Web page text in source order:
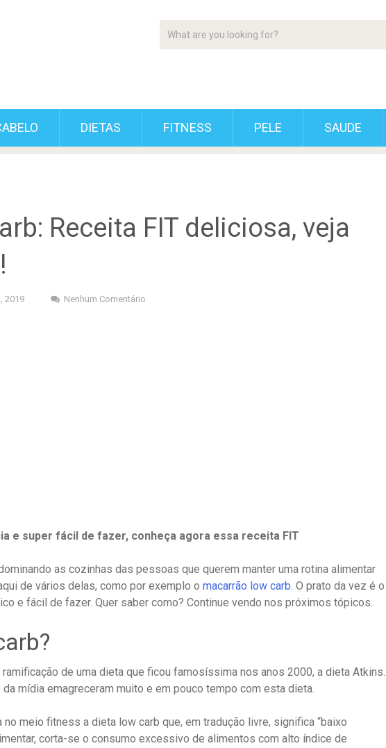
DIETAS FITNESS PELE SAUDE
Receita FIT deliciosa, veja
2019 Nenhum Comentário
e super fácil de fazer, conheça agora essa receita FIT
as cozinhas das pessoas que querem manter uma rotina alimentar
de vários delas, como por exemplo o macarrão low carb. O prato da vez é o
e fácil de fazer. Quer saber como? Continue vendo nos próximos tópicos.
de uma dieta que ficou famosíssima nos anos 2000, a dieta Atkins.
mídia emagreceram muito e em pouco tempo com esta dieta.
meio fitness a dieta low carb que, em tradução livre, significa “baixo
corta-se o consumo excessivo de alimentos com alto índice de